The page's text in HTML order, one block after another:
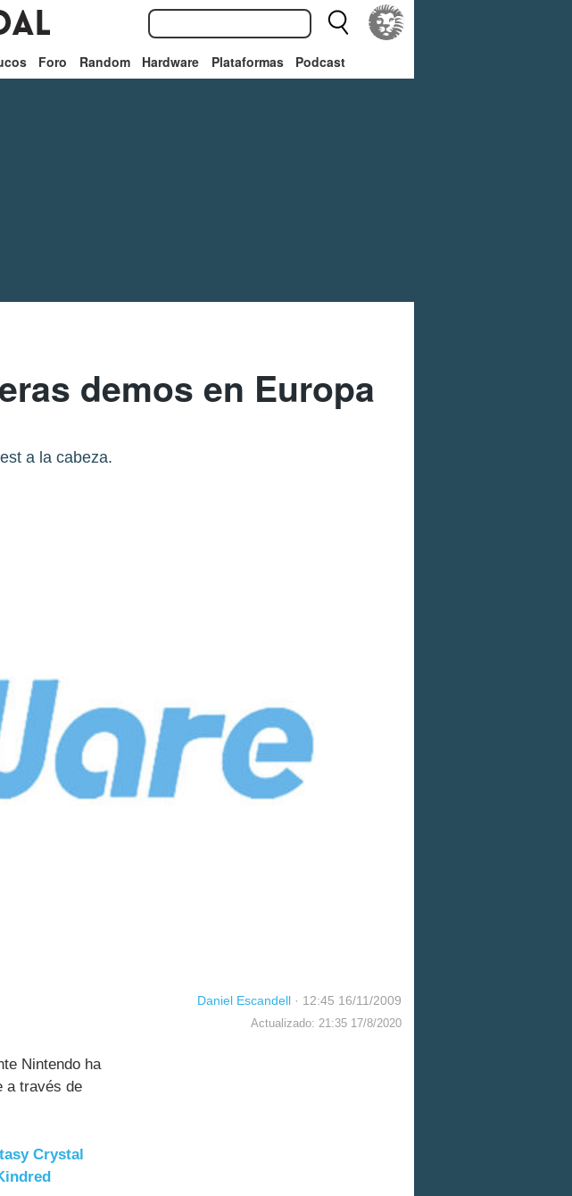
Foro Random Hardware Plataformas Podcast
demos en Europa
a la cabeza.
Daniel Escandell · 12:45 16/11/2009
Actualizado: 21:35 17/8/2020
Nintendo ha
a través de
Crystal